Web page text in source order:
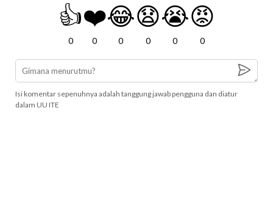
👍
0
❤️
0
😂
0
😧
0
😭
0
😡
0
Isi komentar sepenuhnya adalah tanggung jawab pengguna dan diatur
dalam UU ITE